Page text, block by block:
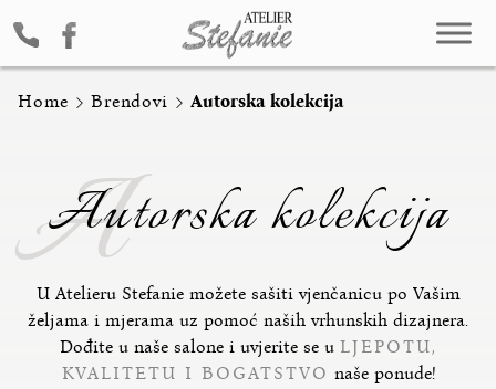
Home Brendovi Autorska kolekcija
A
Autorska kolekcija
U Atelieru Stefanie možete sašiti vjenčanicu po Vašim
željama i mjerama uz pomoć naših vrhunskih dizajnera.
Dođite u naše salone i uvjerite se u LJEPOTU,
KVALITETU I BOGATSTVO naše ponude!